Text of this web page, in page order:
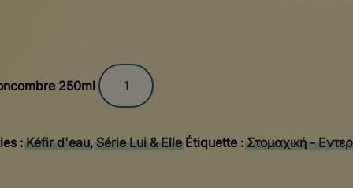
250ml
:Kéfir d'eau,Série Lui & Elle Étiquette :Στομαχική -